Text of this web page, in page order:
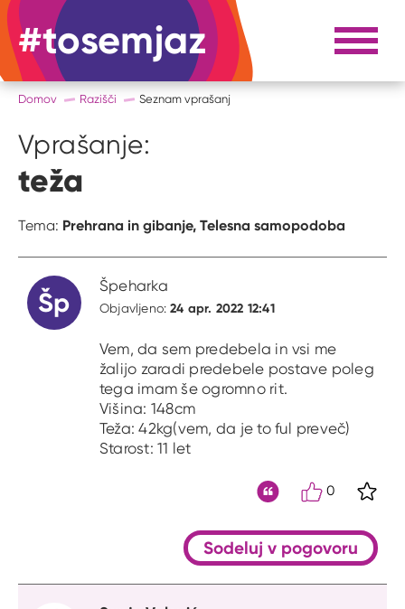
#tosemjaz #to sem jaz Razpri
Domov Razišči Seznam vprašanj
Vprašanje:
teža
Tema: Prehrana in gibanje, Telesna samopodoba
Šp
Špeharka
Objavljeno:24 apr. 2022 12:41
Vem, da sem predebela in vsi me
žalijo zaradi predebele postave poleg
tega imam še ogromno rit.
Višina: 148cm
Teža: 42kg(vem, da je to ful preveč)
Starost: 11 let
0
Sodeluj v pogovoru